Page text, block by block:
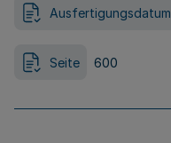
Ausfertigungsdatum
Seite 600